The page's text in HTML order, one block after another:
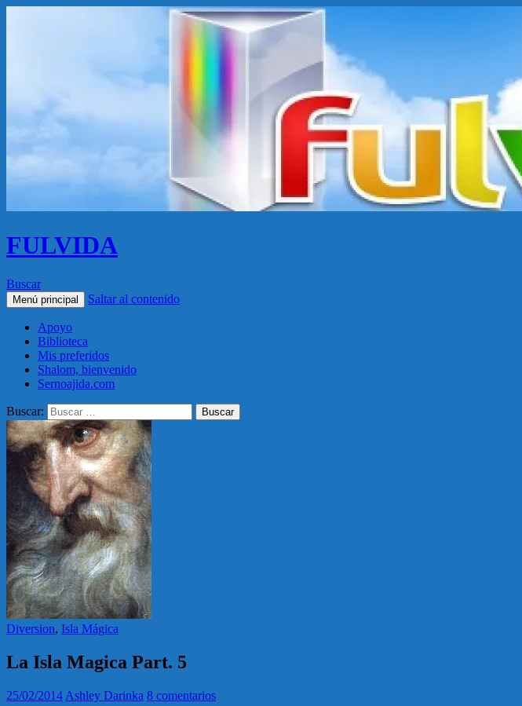
FULVIDA
Buscar
Menú principal Saltar al contenido
Apoyo
Biblioteca
Mis preferidos
Shalom, bienvenido
Sernoajida.com
Buscar:
Diversion, Isla Mágica
La Isla Magica Part. 5
25/02/2014 Ashley Darinka 8 comentarios